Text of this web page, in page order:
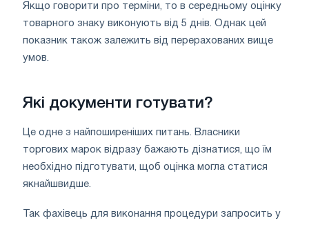
Якщо говорити про терміни, то в середньому оцінку
товарного знаку виконують від 5 днів. Однак цей
показник також залежить від перерахованих вище
умов.
Які документи готувати?
Це одне з найпоширеніших питань. Власники
торгових марок відразу бажають дізнатися, що їм
необхідно підготувати, щоб оцінка могла статися
якнайшвидше.
Так фахівець для виконання процедури запросить у